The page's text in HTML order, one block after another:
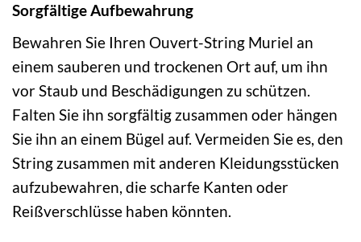
Sorgfältige Aufbewahrung
Bewahren Sie Ihren Ouvert-String Muriel an
einem sauberen und trockenen Ort auf, um ihn
vor Staub und Beschädigungen zu schützen.
Falten Sie ihn sorgfältig zusammen oder hängen
Sie ihn an einem Bügel auf. Vermeiden Sie es, den
String zusammen mit anderen Kleidungsstücken
aufzubewahren, die scharfe Kanten oder
Reißverschlüsse haben könnten.